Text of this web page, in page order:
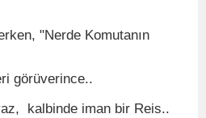
"Nerde Komutanın
görüverince..
kalbinde iman bir Reis..